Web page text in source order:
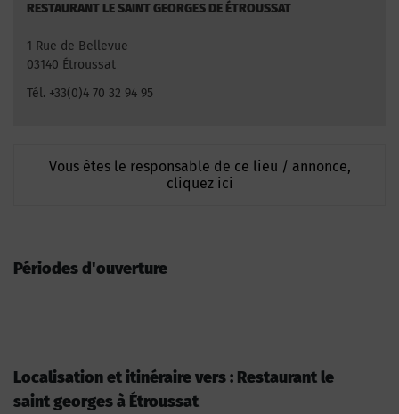
RESTAURANT LE SAINT GEORGES DE ÉTROUSSAT
1 Rue de Bellevue
03140 Étroussat
Tél. +33(0)4 70 32 94 95
Vous êtes le responsable de ce lieu / annonce,
cliquez ici
Périodes d'ouverture
Localisation et itinéraire vers : Restaurant le
saint georges à Étroussat